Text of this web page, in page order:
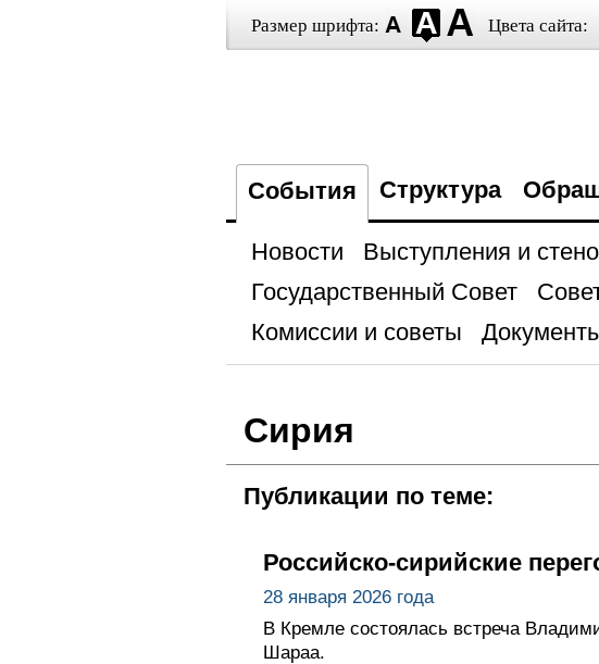
Размер шрифта: Цвета сайта:
События Структура
Новости Выступления и
Государственный Совет
Комиссии и советы
Сирия
Публикации по теме:
Российско-сирийские
28 января 2026 года
В Кремле состоялась встреча
Шараа.